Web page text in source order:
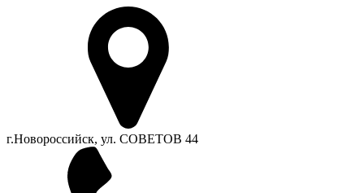
г.Новороссийск, ул. СОВЕТОВ 44